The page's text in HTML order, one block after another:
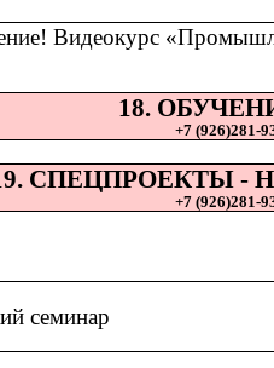
Видеокурс
18.
+7 (926)281-
СПЕЦПРОЕКТЫ
+7 (926)281-
семинар